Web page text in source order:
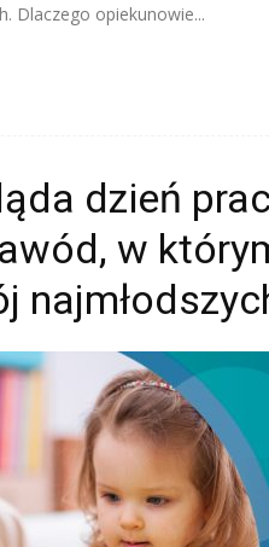
Dlaczego opiekunowie...
dzień
w